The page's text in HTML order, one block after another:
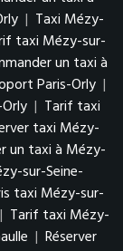
| Taxi Mézy-
taxi Mézy-sur-
un taxi à
Paris-Orly |
| Tarif taxi
taxi Mézy-
un taxi à Mézy-
sur-Seine-
taxi Mézy-sur-
| Tarif taxi Mézy-
| Réserver